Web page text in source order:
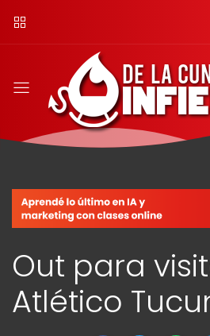
Out para
Atlético